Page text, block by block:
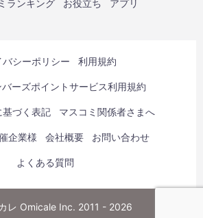
ランキング お役立ち アプリ
バシーポリシー 利用規約
ーズポイントサービス利用規約
づく表記 マスコミ関係者さまへ
企業様 会社概要 お問い合わせ
よくある質問
レ Omicale Inc. 2011 - 2026